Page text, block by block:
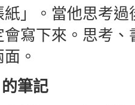
紙」。當他思考
寫下來。思考
。
筆記